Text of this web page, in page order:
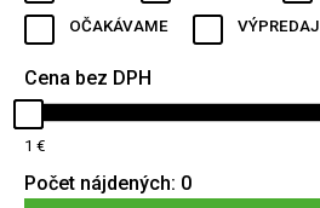
OČAKÁVAME VÝPREDAJ
Cena bez DPH
1
Počet nájdených: 0